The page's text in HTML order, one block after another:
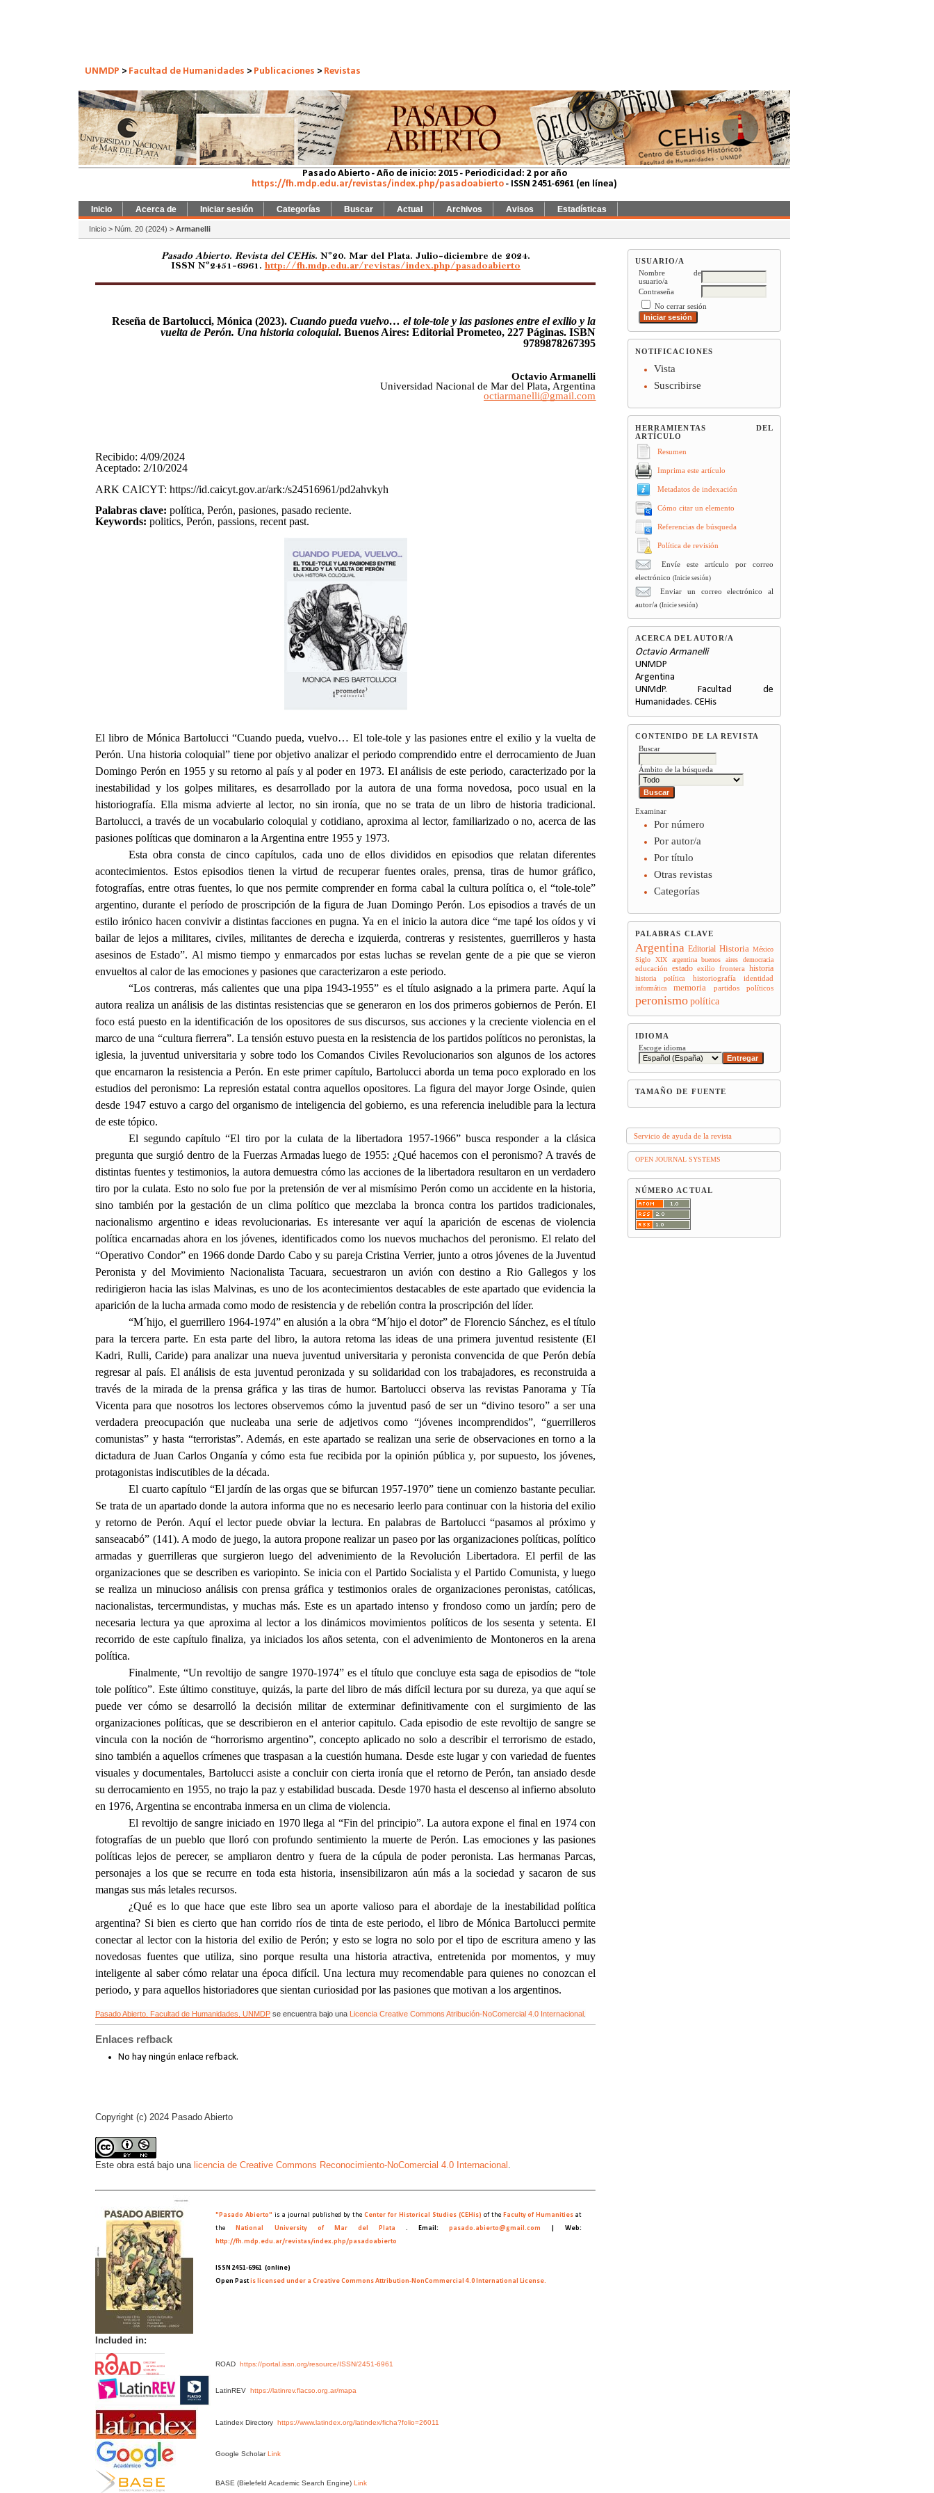
UNMDP > Facultad de Humanidades > Publicaciones > Revistas
Pasado Abierto - Año de inicio: 2015 - Periodicidad: 2 por año
https://fh.mdp.edu.ar/revistas/index.php/pasadoabierto - ISSN 2451-6961 (en línea)
USUARIO/A
Nombre de
usuario/a
Contraseña
No cerrar sesión
NOTIFICACIONES
Vista
Suscribirse
HERRAMIENTAS DEL
ARTÍCULO
Resumen
Imprima este artículo
Metadatos de indexación
Cómo citar un elemento
Referencias de búsqueda
Política de revisión
Envíe este artículo por correo
electrónico (Inicie sesión)
Enviar un correo electrónico al
autor/a (Inicie sesión)
ACERCA DEL AUTOR/A
Octavio Armanelli
UNMDP
Argentina
UNMdP. Facultad de
Humanidades. CEHis
CONTENIDO DE LA REVISTA
Buscar
Ámbito de la búsqueda
Examinar
Por número
Por autor/a
Por título
Otras revistas
Categorías
PALABRAS CLAVE
Argentina Editorial Historia México
Siglo XIX
argentina buenos aires democracia
educación estado exilio frontera historia
historia política historiografía identidad
informática memoria partidos políticos
peronismo política
IDIOMA
Escoge idioma
TAMAÑO DE FUENTE
Servicio de ayuda de la revista
OPEN JOURNAL SYSTEMS
NÚMERO ACTUAL
Inicio Acerca de Iniciar sesión Categorías Buscar Actual Archivos Avisos Estadísticas
Inicio > Núm. 20 (2024) >Armanelli
Pasado Abierto. Revista del CEHis. Nº20. Mar del Plata. Julio-diciembre de 2024.
ISSN Nº2451-6961. http://fh.mdp.edu.ar/revistas/index.php/pasadoabierto
Reseña de Bartolucci, Mónica (2023).Cuando pueda vuelvo… el tole-tole y las pasiones entre el exilio y la
vuelta de Perón. Una historia coloquial. Buenos Aires: Editorial Prometeo, 227 Páginas. ISBN
9789878267395
Octavio Armanelli
Universidad Nacional de Mar del Plata, Argentina
octiarmanelli@gmail.com
Recibido: 4/09/2024
Aceptado: 2/10/2024
ARK CAICYT: https://id.caicyt.gov.ar/ark:/s24516961/pd2ahvkyh
Palabras clave:política, Perón, pasiones, pasado reciente.
Keywords:politics, Perón, passions, recent past.
El libro de Mónica Bartolucci “Cuando pueda, vuelvo… El tole-tole y las pasiones entre el exilio y la vuelta de
Perón. Una historia coloquial” tiene por objetivo analizar el periodo comprendido entre el derrocamiento de Juan
Domingo Perón en 1955 y su retorno al país y al poder en 1973. El análisis de este periodo, caracterizado por la
inestabilidad y los golpes militares, es desarrollado por la autora de una forma novedosa, poco usual en la
historiografía. Ella misma advierte al lector, no sin ironía, que no se trata de un libro de historia tradicional.
Bartolucci, a través de un vocabulario coloquial y cotidiano, aproxima al lector, familiarizado o no, acerca de las
pasiones políticas que dominaron a la Argentina entre 1955 y 1973.
Esta obra consta de cinco capítulos, cada uno de ellos divididos en episodios que relatan diferentes
acontecimientos. Estos episodios tienen la virtud de recuperar fuentes orales, prensa, tiras de humor gráfico,
fotografías, entre otras fuentes, lo que nos permite comprender en forma cabal la cultura política o, el “tole-tole”
argentino, durante el período de proscripción de la figura de Juan Domingo Perón. Los episodios a través de un
estilo irónico hacen convivir a distintas facciones en pugna. Ya en el inicio la autora dice “me tapé los oídos y vi
bailar de lejos a militares, civiles, militantes de derecha e izquierda, contreras y resistentes, guerrilleros y hasta
asesinos de Estado”. Al mismo tiempo y enmarcados por estas luchas se revelan gente de a pie que se vieron
envueltos al calor de las emociones y pasiones que caracterizaron a este periodo.
“Los contreras, más calientes que una pipa 1943-1955” es el título asignado a la primera parte. Aquí la
autora realiza un análisis de las distintas resistencias que se generaron en los dos primeros gobiernos de Perón. El
foco está puesto en la identificación de los opositores de sus discursos, sus acciones y la creciente violencia en el
marco de una “cultura fierrera”. La tensión estuvo puesta en la resistencia de los partidos políticos no peronistas, la
iglesia, la juventud universitaria y sobre todo los Comandos Civiles Revolucionarios son algunos de los actores
que encarnaron la resistencia a Perón. En este primer capítulo, Bartolucci aborda un tema poco explorado en los
estudios del peronismo: La represión estatal contra aquellos opositores. La figura del mayor Jorge Osinde, quien
desde 1947 estuvo a cargo del organismo de inteligencia del gobierno, es una referencia ineludible para la lectura
de este tópico.
El segundo capítulo “El tiro por la culata de la libertadora 1957-1966” busca responder a la clásica
pregunta que surgió dentro de la Fuerzas Armadas luego de 1955: ¿Qué hacemos con el peronismo? A través de
distintas fuentes y testimonios, la autora demuestra cómo las acciones de la libertadora resultaron en un verdadero
tiro por la culata. Esto no solo fue por la pretensión de ver al mismísimo Perón como un accidente en la historia,
sino también por la gestación de un clima político que mezclaba la bronca contra los partidos tradicionales,
nacionalismo argentino e ideas revolucionarias. Es interesante ver aquí la aparición de escenas de violencia
política encarnadas ahora en los jóvenes, identificados como los nuevos muchachos del peronismo. El relato del
“Operativo Condor” en 1966 donde Dardo Cabo y su pareja Cristina Verrier, junto a otros jóvenes de la Juventud
Peronista y del Movimiento Nacionalista Tacuara, secuestraron un avión con destino a Rio Gallegos y los
redirigieron hacia las islas Malvinas, es uno de los acontecimientos destacables de este apartado que evidencia la
aparición de la lucha armada como modo de resistencia y de rebelión contra la proscripción del líder.
“M´hijo, el guerrillero 1964-1974” en alusión a la obra “M´hijo el dotor” de Florencio Sánchez, es el título
para la tercera parte. En esta parte del libro, la autora retoma las ideas de una primera juventud resistente (El
Kadri, Rulli, Caride) para analizar una nueva juventud universitaria y peronista convencida de que Perón debía
regresar al país. El análisis de esta juventud peronizada y su solidaridad con los trabajadores, es reconstruida a
través de la mirada de la prensa gráfica y las tiras de humor. Bartolucci observa las revistas Panorama y Tía
Vicenta para que nosotros los lectores observemos cómo la juventud pasó de ser un “divino tesoro” a ser una
verdadera preocupación que nucleaba una serie de adjetivos como “jóvenes incomprendidos”, “guerrilleros
comunistas” y hasta “terroristas”. Además, en este apartado se realizan una serie de observaciones en torno a la
dictadura de Juan Carlos Onganía y cómo esta fue recibida por la opinión pública y, por supuesto, los jóvenes,
protagonistas indiscutibles de la década.
El cuarto capítulo “El jardín de las orgas que se bifurcan 1957-1970” tiene un comienzo bastante peculiar.
Se trata de un apartado donde la autora informa que no es necesario leerlo para continuar con la historia del exilio
y retorno de Perón. Aquí el lector puede obviar la lectura. En palabras de Bartolucci “pasamos al próximo y
sanseacabó” (141). A modo de juego, la autora propone realizar un paseo por las organizaciones políticas, político
armadas y guerrilleras que surgieron luego del advenimiento de la Revolución Libertadora. El perfil de las
organizaciones que se describen es variopinto. Se inicia con el Partido Socialista y el Partido Comunista, y luego
se realiza un minucioso análisis con prensa gráfica y testimonios orales de organizaciones peronistas, católicas,
nacionalistas, tercermundistas, y muchas más. Este es un apartado intenso y frondoso como un jardín; pero de
necesaria lectura ya que aproxima al lector a los dinámicos movimientos políticos de los sesenta y setenta. El
recorrido de este capítulo finaliza, ya iniciados los años setenta, con el advenimiento de Montoneros en la arena
política.
Finalmente, “Un revoltijo de sangre 1970-1974” es el título que concluye esta saga de episodios de “tole
tole político”. Este último constituye, quizás, la parte del libro de más difícil lectura por su dureza, ya que aquí se
puede ver cómo se desarrolló la decisión militar de exterminar definitivamente con el surgimiento de las
organizaciones políticas, que se describieron en el anterior capitulo. Cada episodio de este revoltijo de sangre se
vincula con la noción de “horrorismo argentino”, concepto aplicado no solo a describir el terrorismo de estado,
sino también a aquellos crímenes que traspasan a la cuestión humana. Desde este lugar y con variedad de fuentes
visuales y documentales, Bartolucci asiste a concluir con cierta ironía que el retorno de Perón, tan ansiado desde
su derrocamiento en 1955, no trajo la paz y estabilidad buscada. Desde 1970 hasta el descenso al infierno absoluto
en 1976, Argentina se encontraba inmersa en un clima de violencia.
El revoltijo de sangre iniciado en 1970 llega al “Fin del principio”. La autora expone el final en 1974 con
fotografías de un pueblo que lloró con profundo sentimiento la muerte de Perón. Las emociones y las pasiones
políticas lejos de perecer, se ampliaron dentro y fuera de la cúpula de poder peronista. Las hermanas Parcas,
personajes a los que se recurre en toda esta historia, insensibilizaron aún más a la sociedad y sacaron de sus
mangas sus más letales recursos.
¿Qué es lo que hace que este libro sea un aporte valioso para el abordaje de la inestabilidad política
argentina? Si bien es cierto que han corrido ríos de tinta de este periodo, el libro de Mónica Bartolucci permite
conectar al lector con la historia del exilio de Perón; y esto se logra no solo por el tipo de escritura ameno y las
novedosas fuentes que utiliza, sino porque resulta una historia atractiva, entretenida por momentos, y muy
inteligente al saber cómo relatar una época difícil. Una lectura muy recomendable para quienes no conozcan el
periodo, y para aquellos historiadores que sientan curiosidad por las pasiones que motivan a los argentinos.
Pasado Abierto, Facultad de Humanidades, UNMDP se encuentra bajo una Licencia Creative Commons Atribución-NoComercial 4.0 Internacional
Enlaces refback
No hay ningún enlace refback.
Copyright (c) 2024 Pasado Abierto
Este obra está bajo una licencia de Creative Commons Reconocimiento-NoComercial 4.0 Internacional
"Pasado Abierto" is a journal published by theCenter for Historical Studies (CEHis) of theFaculty of Humanities at
the National University of Mar del Plata . Email:pasado.abierto@gmail.com |Web:
http://fh.mdp.edu.ar/revistas/index.php/pasadoabierto
ISSN 2451-6961(online)
Open Pastis licensed under a Creative Commons Attribution-NonCommercial 4.0 International License.
Included in:
ROADhttps://portal.issn.org/resource/ISSN/2451-6961
LatinREVhttps://latinrev.flacso.org.ar/mapa
Latindex Directoryhttps://www.latindex.org/latindex/ficha?folio=26011
Google ScholarLink
BASE (Bielefeld Academic Search Engine)Link